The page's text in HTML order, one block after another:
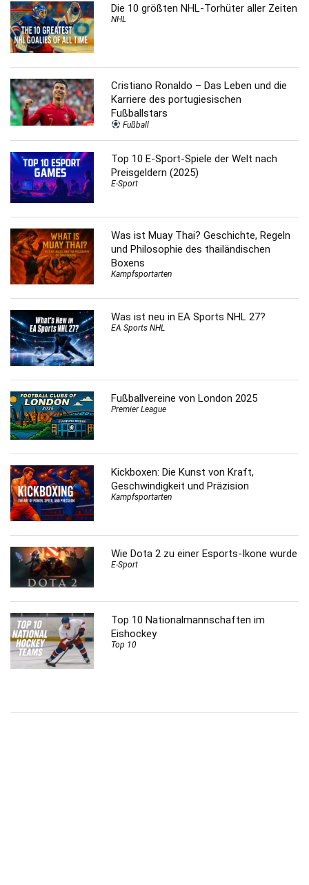
Die 10 größten NHL-Torhüter aller Zeiten
NHL
Cristiano Ronaldo – Das Leben und die
Karriere des portugiesischen
Fußballstars
Fußball
Top 10 E-Sport-Spiele der Welt nach
Preisgeldern (2025)
E-Sport
Was ist Muay Thai? Geschichte, Regeln
und Philosophie des thailändischen
Boxens
Kampfsportarten
Was ist neu in EA Sports NHL 27?
EA Sports NHL
Fußballvereine von London 2025
Premier League
Kickboxen: Die Kunst von Kraft,
Geschwindigkeit und Präzision
Kampfsportarten
Wie Dota 2 zu einer Esports-Ikone wurde
E-Sport
Top 10 Nationalmannschaften im
Eishockey
Top 10